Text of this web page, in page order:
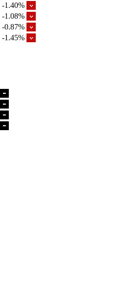
-1.40%
-1.08%
-0.87%
-1.45%